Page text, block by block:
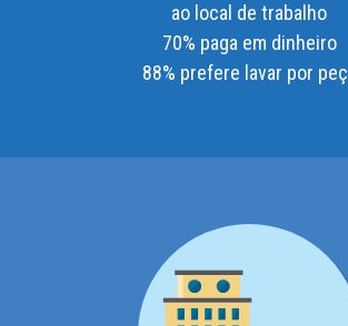
ao local de trabalho
70% paga em dinheiro
88% prefere lavar por